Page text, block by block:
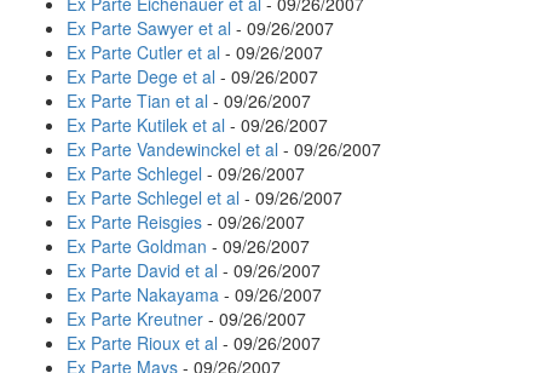
Ex Parte Sawyer et al - 09/26/2007
Ex Parte Cutler et al - 09/26/2007
Ex Parte Dege et al - 09/26/2007
Ex Parte Tian et al - 09/26/2007
Ex Parte Kutilek et al - 09/26/2007
Ex Parte Vandewinckel et al - 09/26/2007
Ex Parte Schlegel - 09/26/2007
Ex Parte Schlegel et al - 09/26/2007
Ex Parte Reisgies - 09/26/2007
Ex Parte Goldman - 09/26/2007
Ex Parte David et al - 09/26/2007
Ex Parte Nakayama - 09/26/2007
Ex Parte Kreutner - 09/26/2007
Ex Parte Rioux et al - 09/26/2007
Ex Parte Mays - 09/26/2007